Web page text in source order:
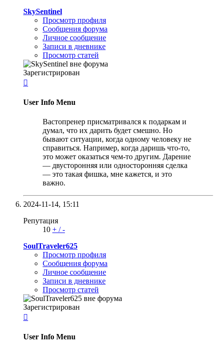
SkySentinel
Просмотр профиля
Сообщения форума
Личное сообщение
Записи в дневнике
Просмотр статей
Зарегистрирован

User Info Menu
Вастопренер присматривался к подаркам и
думал, что их дарить будет смешно. Но
бывают ситуации, когда одному человеку не
справиться. Например, когда даришь что-то,
это может оказаться чем-то другим. Дарение
— двусторонняя или односторонняя сделка
— это такая фишка, мне кажется, и это
важно.
2024-11-14, 15:11
Репутация
10 + /-
SoulTraveler625
Просмотр профиля
Сообщения форума
Личное сообщение
Записи в дневнике
Просмотр статей
Зарегистрирован

User Info Menu